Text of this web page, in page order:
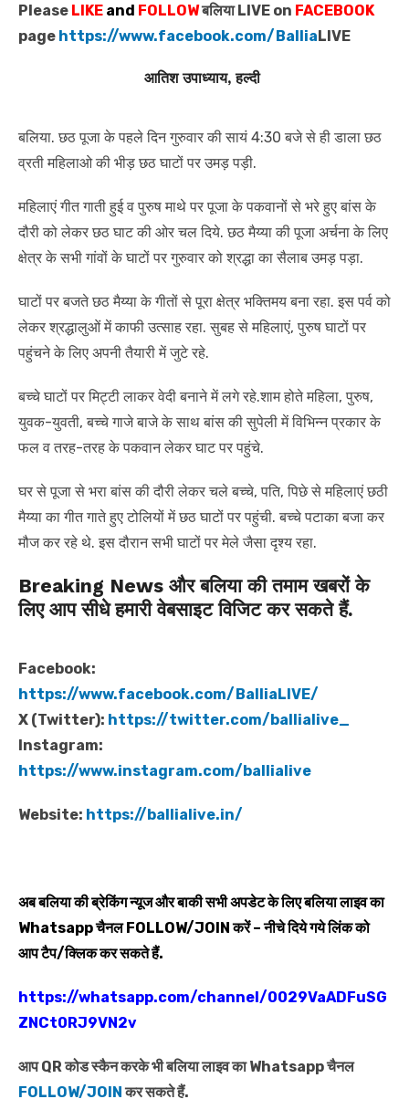
Please LIKE and FOLLOWबलिया LIVE on FACEBOOK
page https://www.facebook.com/BalliaLIVE
आतिश उपाध्याय,हल्दी
बलिया. छठ पूजा के पहले दिन गुरुवार की सायं 4:30 बजे से ही डाला छठ
व्रती महिलाओ की भीड़ छठ घाटों पर उमड़ पड़ी.
महिलाएं गीत गाती हुई व पुरुष माथे पर पूजा के पकवानों से भरे हुए बांस के
दौरी को लेकर छठ घाट की ओर चल दिये. छठ मैय्या की पूजा अर्चना के लिए
क्षेत्र के सभी गांवों के घाटों पर गुरुवार को श्रद्धा का सैलाब उमड़ पड़ा.
घाटों पर बजते छठ मैय्या के गीतों से पूरा क्षेत्र भक्तिमय बना रहा. इस पर्व को
लेकर श्रद्धालुओं में काफी उत्साह रहा. सुबह से महिलाएं, पुरुष घाटों पर
पहुंचने के लिए अपनी तैयारी में जुटे रहे.
बच्चे घाटों पर मिट्टी लाकर वेदी बनाने में लगे रहे.शाम होते महिला, पुरुष,
युवक-युवती, बच्चे गाजे बाजे के साथ बांस की सुपेली में विभिन्न प्रकार के
फल व तरह-तरह के पकवान लेकर घाट पर पहुंचे.
घर से पूजा से भरा बांस की दौरी लेकर चले बच्चे, पति, पिछे से महिलाएं छठी
मैय्या का गीत गाते हुए टोलियों में छठ घाटों पर पहुंची. बच्चे पटाका बजा कर
मौज कर रहे थे. इस दौरान सभी घाटों पर मेले जैसा दृश्य रहा.
Breaking News और बलिया की तमाम खबरों के
लिए आप सीधे हमारी वेबसाइट विजिट कर सकते हैं.
Facebook:
https://www.facebook.com/BalliaLIVE/
X (Twitter): https://twitter.com/ballialive_
Instagram:
https://www.instagram.com/ballialive
Website: https://ballialive.in/
अब बलिया की ब्रेकिंग न्यूज और बाकी सभी अपडेट के लिए बलिया लाइव का
WhatsappचैनलFOLLOW/JOINकरें – नीचे दिये गये लिंक को
आप टैप/क्लिक कर सकते हैं.
https://whatsapp.com/channel/0029VaADFuSG
ZNCt0RJ9VN2v
आप QR कोड स्कैन करके भी बलिया लाइव का Whatsapp चैनल
FOLLOW/JOINकर सकते हैं.